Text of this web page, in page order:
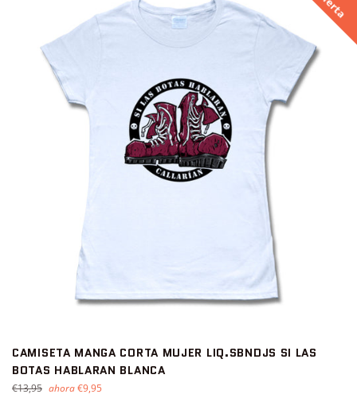
CAMISETA MANGA CORTA MUJER LIQ.SBNDJS SI LAS
BOTAS HABLARAN BLANCA
Precio
€13,95 ahora€9,95